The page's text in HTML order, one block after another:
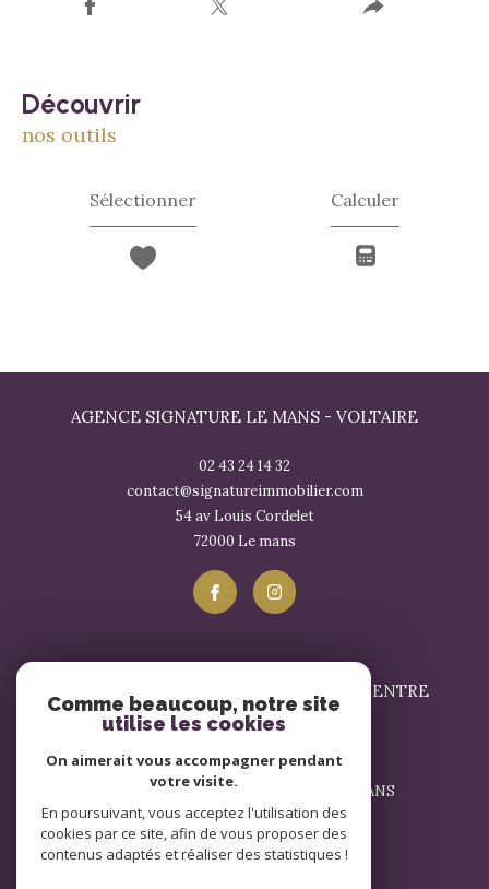
découvrir
nos outils
Sélectionner Calculer
AGENCE SIGNATURE LE MANS - VOLTAIRE
02 43 24 14 32
contact@signatureimmobilier.com
54 av Louis Cordelet
72000
le mans
SIGNATURE IMMOBILIER LE MANS - CENTRE
contact@signatureimmobilier.com
1 Avenue du Général Leclerc 72000 LE MANS
72000
le mans
Comme beaucoup, notre site
utilise les cookies
On aimerait vous accompagner pendant
votre visite.
En poursuivant, vous acceptez l'utilisation des
cookies par ce site, afin de vous proposer des
contenus adaptés et réaliser des statistiques !